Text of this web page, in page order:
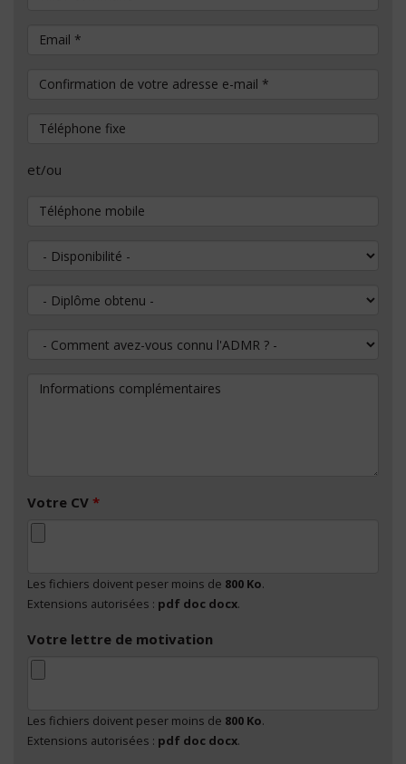
Email*
Confirmation de votre adresse e-mail
Téléphone fixe
et/ou
Téléphone mobile
Disponibilité
Diplôme obtenu
Comment avez-vous connu l'ADMR ?
Informations complémentaires
Votre CV *
Les fichiers doivent peser moins de 800 Ko.
Extensions autorisées : pdf doc docx.
Votre lettre de motivation
Les fichiers doivent peser moins de 800 Ko.
Extensions autorisées : pdf doc docx.